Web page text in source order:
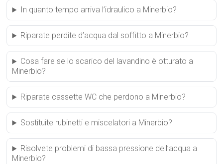
In quanto tempo arriva l’idraulico a Minerbio?
Riparate perdite d’acqua dal soffitto a Minerbio?
Cosa fare se lo scarico del lavandino è otturato a
Minerbio?
Riparate cassette WC che perdono a Minerbio?
Sostituite rubinetti e miscelatori a Minerbio?
Risolvete problemi di bassa pressione dell’acqua a
Minerbio?